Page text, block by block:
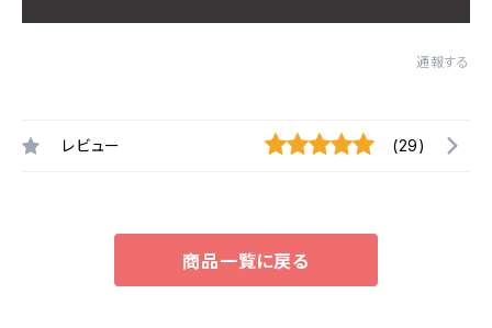
通報する
レビュー (29)
商品一覧に戻る